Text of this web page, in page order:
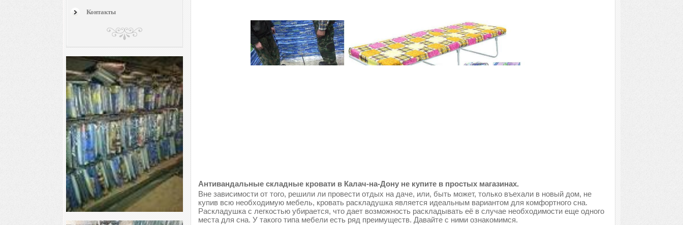
Контакты
Антивандальные складные кровати в Калач-на-Дону не купите в простых магазинах.
Вне зависимости от того, решили ли провести отдых на даче, или, быть может, только въехали в новый дом, не
купив всю необходимую мебель, кровать раскладушка является идеальным вариантом для комфортного сна.
Раскладушка с легкостью убирается, что дает возможность раскладывать её в случае необходимости еще одного
места для сна. У такого типа мебели есть ряд преимуществ. Давайте с ними ознакомимся.